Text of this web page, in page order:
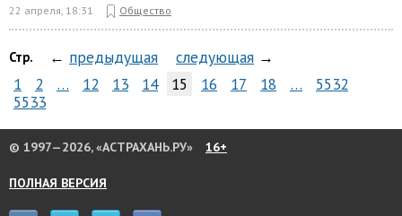
22 апреля, 18:31 Общество
Стр. ← предыдущая следующая →
1
2 … 12 13 14 15 16 17 18 …
5532
5533
© 1997—2026, «АСТРАХАНЬ.РУ» 16+
ПОЛНАЯ ВЕРСИЯ